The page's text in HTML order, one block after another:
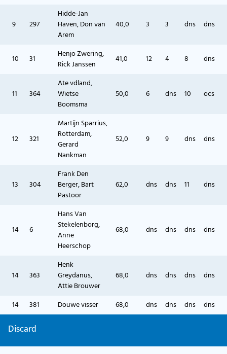
9 297
Hidde-Jan
Haven, Don van
Arem
40,0 3 3 dns dns
10 31
Henjo Zwering,
Rick Janssen
41,0 12 4 8 dns
11 364
Ate vdland,
Wietse
Boomsma
50,0 6 dns 10 ocs
12 321
Martijn Sparrius,
Rotterdam,
Gerard
Nankman
52,0 9 9 dns dns
13 304
Frank Den
Berger, Bart
Pastoor
62,0 dns dns 11 dns
14 6
Hans Van
Stekelenborg,
Anne
Heerschop
68,0 dns dns dns dns
14 363
Henk
Greydanus,
Attie Brouwer
68,0 dns dns dns dns
14 381 Douwe visser 68,0 dns dns dns dns
Discard